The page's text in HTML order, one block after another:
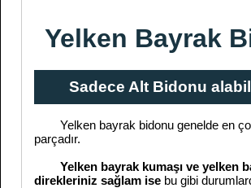
Yelken Bayrak
Sadece Alt Bidonu
Yelken bayrak bidonu genelde en
parçadır.
Yelken bayrak kumaşı ve yelken
direkleriniz sağlam ise bu gibi